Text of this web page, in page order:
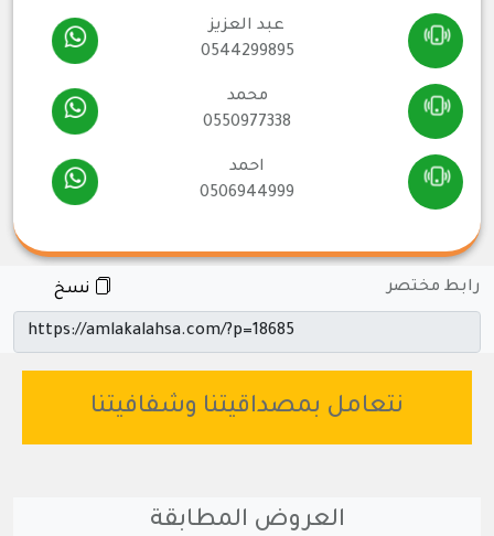
عبد العزيز
0544299895
محمد
0550977338
احمد
0506944999
رابط مختصر
نتعامل بمصداقيتنا وشفافيتنا
العروض المطابقة